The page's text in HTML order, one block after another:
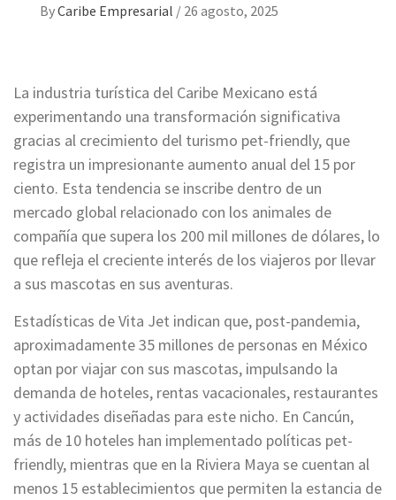
ByCaribe Empresarial / 26 agosto, 2025
La industria turística del Caribe Mexicano está
experimentando una transformación significativa
gracias al crecimiento del turismo pet-friendly, que
registra un impresionante aumento anual del 15 por
ciento. Esta tendencia se inscribe dentro de un
mercado global relacionado con los animales de
compañía que supera los 200 mil millones de dólares, lo
que refleja el creciente interés de los viajeros por llevar
a sus mascotas en sus aventuras.
Estadísticas de Vita Jet indican que, post-pandemia,
aproximadamente 35 millones de personas en México
optan por viajar con sus mascotas, impulsando la
demanda de hoteles, rentas vacacionales, restaurantes
y actividades diseñadas para este nicho. En Cancún,
más de 10 hoteles han implementado políticas pet-
friendly, mientras que en la Riviera Maya se cuentan al
menos 15 establecimientos que permiten la estancia de